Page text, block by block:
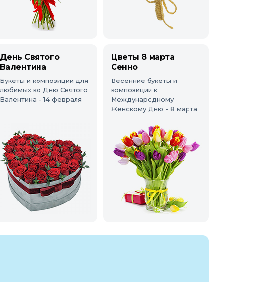
День Святого
Валентина
Букеты и композиции для
любимых ко Дню Святого
Валентина - 14 февраля
Цветы 8 марта
Сенно
Весенние букеты и
композиции к
Международному
Женскому Дню - 8 марта